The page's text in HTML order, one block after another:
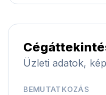
Üzleti adatok,
BEMUTATKOZÁS